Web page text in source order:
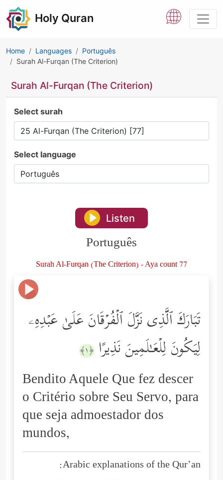
Holy Quran
Home Languages
Português
Surah Al-Furqan (The Criterion)
Surah Al-Furqan (The Criterion)
Select surah
Select language
Listen
Português
Surah Al-Furqan (The Criterion) - Aya count 77
تَبَارَكَ ٱلَّذِی نَزَّلَ ٱلۡفُرۡقَانَ عَلَىٰ عَبۡدِهِۦ
لِیَكُونَ لِلۡعَـٰلَمِینَ نَذِیرًا ﴿١﴾
Bendito Aquele Que fez descer
o Critério sobre Seu Servo, para
que seja admoestador dos
mundos,
Arabic explanations of the Qur’an: